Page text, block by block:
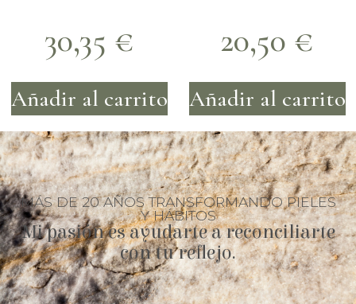
30,35 €
Añadir al carrito
20,50 €
Añadir al carrito
MÁS DE 20 AÑOS TRANSFORMANDO PIELES
Y HÁBITOS
Mi pasión es ayudarte a reconciliarte
con tu reflejo.